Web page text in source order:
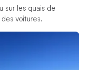
sur les quais de
voitures.